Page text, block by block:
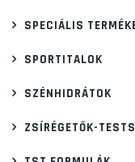
SPECIÁLIS
SPORTITALOK
SZÉNHIDRÁTOK
ZSÍRÉGETŐK-